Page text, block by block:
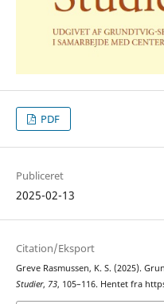
PDF
Publiceret
2025-02-13
Citation/Eksport
Greve Rasmussen, K. S. (2025).
Studier, 73, 105–116. Hentet fra